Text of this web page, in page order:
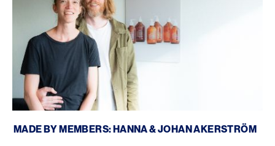
MADE BY MEMBERS: HANNA & JOHAN AKERSTRÖM